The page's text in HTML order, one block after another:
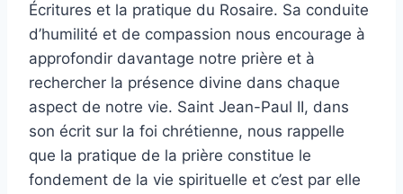
Écritures et la pratique du Rosaire. Sa conduite
d’humilité et de compassion nous encourage à
approfondir davantage notre prière et à
rechercher la présence divine dans chaque
aspect de notre vie. Saint Jean-Paul II, dans
son écrit sur la foi chrétienne, nous rappelle
que la pratique de la prière constitue le
fondement de la vie spirituelle et c’est par elle